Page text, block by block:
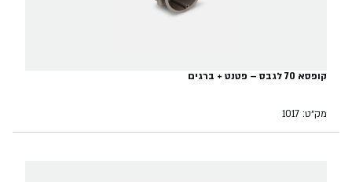
קופסא 70 לגבס – פטנט + ברגים
מק״ט: 1017